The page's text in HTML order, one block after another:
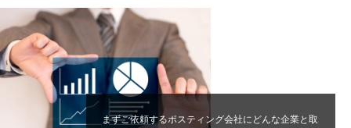
まずご依頼するポスティング会社にどんな企業と取